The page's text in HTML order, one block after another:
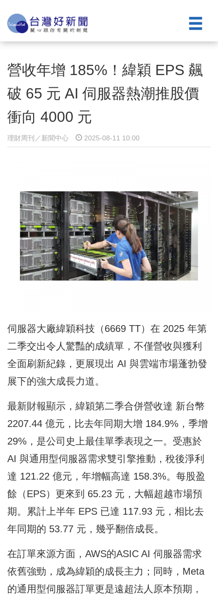
營收年增 185%！緯穎 EPS 飆
破 65 元 AI 伺服器熱潮推股價
衝向 4000 元
理財周刊／新聞中心 2025-08-11 10:00
伺服器大廠緯穎科技（6669 TT）在 2025 年第
二季交出令人驚豔的成績單，不僅營收與獲利
全面刷新紀錄，更展現出 AI 與雲端市場蓬勃發
展下的強大成長力道。
最新財報顯示，緯穎第二季合併營收達 新台幣
2207.44 億元，比去年同期大增 184.9%，季增
29%，是公司史上最佳單季表現之一。受惠於
AI 與通用型伺服器需求雙引擎推動，稅後淨利
達 121.22 億元，年增幅高達 158.3%。每股盈
餘（EPS）更來到 65.23 元，大幅超越市場預
期。累計上半年 EPS 已達 117.93 元，相比去
年同期的 53.77 元，幾乎翻倍成長。
在訂單來源方面，AWS的ASIC AI 伺服器需求
依舊強勁，成為緯穎的成長主力；同時，Meta
的通用型伺服器訂單更是遠超法人原本預期，